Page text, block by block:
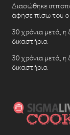
Διασώθηκε
άφησε πίσω του
30 χρόνια μετά, η
δικαστήρια
30 χρόνια μετά, η
δικαστήρια